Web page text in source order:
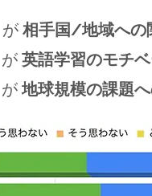
が 相手国/地域への
が 英語学習のモチ
が地球規模の課題